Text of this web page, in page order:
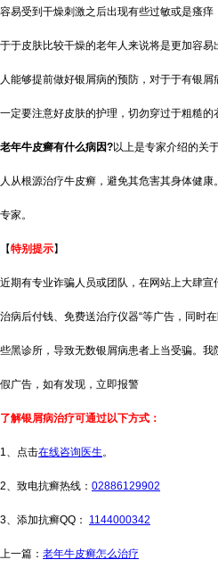
容易受到干燥刺激之后出现有些过敏或是瘙
于于皮肤比较干燥的老年人来说将是更加容
人能够提前做好银屑病的预防，对于于有银
一定要注意好皮肤的护理，切勿穿过于粗糙的
老年牛皮癣有什么病因?以上是专家介绍的关
人从根源治疗牛皮癣，避免其危害其身体健
专家。
【特别提示】
近期有专业诈骗人员或团队，在网站上大肆
治病后付钱、免费送治疗仪器“等广告，同时
些黑诊所，导致无数银屑病患者上当受骗。
假广告，如有发现，立即报警
了解银屑病治疗可通过以下方式：
1、点击在线咨询医生。
2、致电抗癣热线： 02886129902
3、添加抗癣QQ： 1144000342
上一篇： 老年牛皮癣怎么治疗